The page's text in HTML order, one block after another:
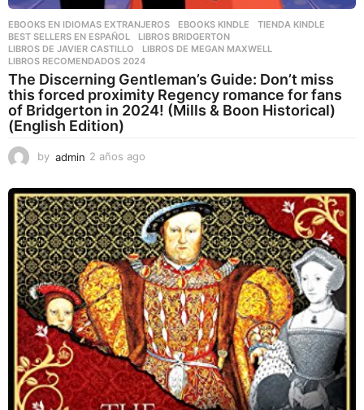
EBOOKS EN IDIOMAS EXTRANJEROS ,EBOOKS KINDLE ,TIENDA KINDLE
BEST SELLERS EN ESPAÑOL
,LIBROS BRIDGERTON
LIBROS DE JAVIER CASTILLO
,LIBROS DE MEGAN MAXWELL
LIBROS RECOMENDADOS 2024
The Discerning Gentleman’s Guide: Don’t miss
this forced proximity Regency romance for fans
of Bridgerton in 2024! (Mills & Boon Historical)
(English Edition)
by admin 2 años ago
ñ
o
s
a
g
o